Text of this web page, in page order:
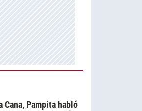
Cana, Pampita habló